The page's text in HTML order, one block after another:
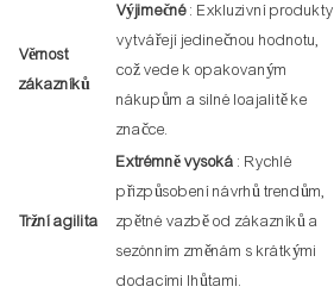
Věrnost
zákazníků
Výjimečné: Exkluzivní produkty
vytvářejí jedinečnou hodnotu,
což vede k opakovaným
nákupům a silné loajalitě ke
značce.
Tržní agilita
Extrémně vysoká : Rychlé
přizpůsobení návrhů trendům,
zpětné vazbě od zákazníků a
sezónním změnám s krátkými
dodacími lhůtami.